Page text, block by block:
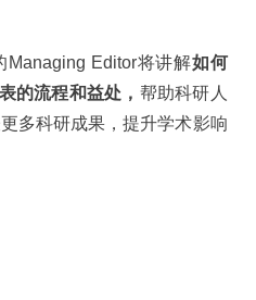
Managing Editor将讲解如何
的流程和益处， 帮助科研人
多科研成果，提升学术影响